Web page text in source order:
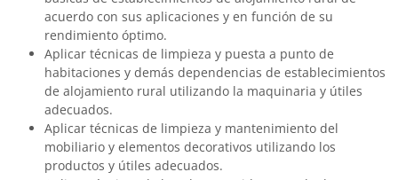
acuerdo con sus aplicaciones y en función de su
rendimiento óptimo.
Aplicar técnicas de limpieza y puesta a punto de
habitaciones y demás dependencias de establecimientos
de alojamiento rural utilizando la maquinaria y útiles
adecuados.
Aplicar técnicas de limpieza y mantenimiento del
mobiliario y elementos decorativos utilizando los
productos y útiles adecuados.